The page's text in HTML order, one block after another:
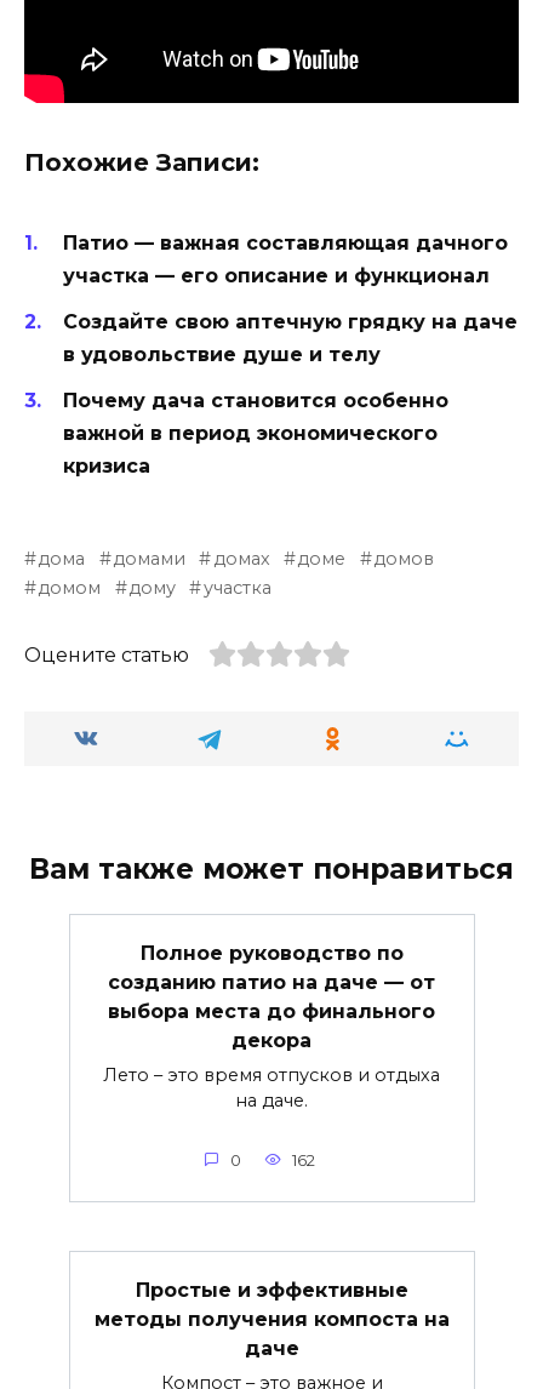
Похожие Записи:
Патио — важная составляющая дачного
участка — его описание и функционал
Создайте свою аптечную грядку на даче
в удовольствие душе и телу
Почему дача становится особенно
важной в период экономического
кризиса
дома домами домах доме
домов
домом
дому участка
Оцените статью
Вам также может понравиться
Полное руководство по
созданию патио на даче — от
выбора места до финального
декора
Лето – это время отпусков и отдыха
на даче.
0 162
Простые и эффективные
методы получения компоста на
даче
Компост – это важное и